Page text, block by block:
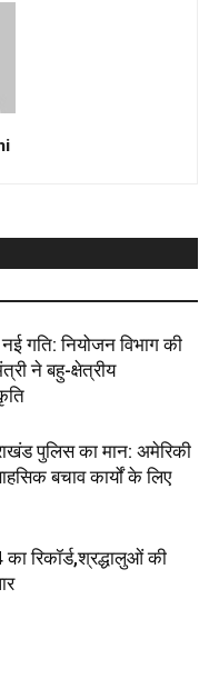
गति: नियोजन विभाग की
ने बहु-क्षेत्रीय
पुलिस का मान: अमेरिकी
बचाव कार्यों के लिए
रिकॉर्ड,श्रद्धालुओं की